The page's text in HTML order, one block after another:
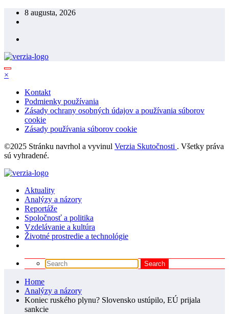
Skip
8 augusta, 2026
×
Kontakt
Podmienky používania
Zásady ochrany osobných údajov a používania súborov
cookie
Zásady používania súborov cookie
©2025 Stránku navrhol a vyvinul Verzia Skutočnosti . Všetky práva
sú vyhradené.
Aktuality
Analýzy a názory
Reportáže
Spoločnosť a politika
Vzdelávanie a kultúra
Životné prostredie a technológie
Home
Analýzy a názory
Koniec ruského plynu? Slovensko ustúpilo, EÚ prijala
sankcie